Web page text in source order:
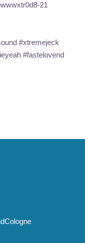
21
#xtremejeck
#fastelovend